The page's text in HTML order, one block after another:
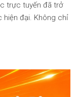
trực tuyến đã trở
hiện đại. Không chỉ